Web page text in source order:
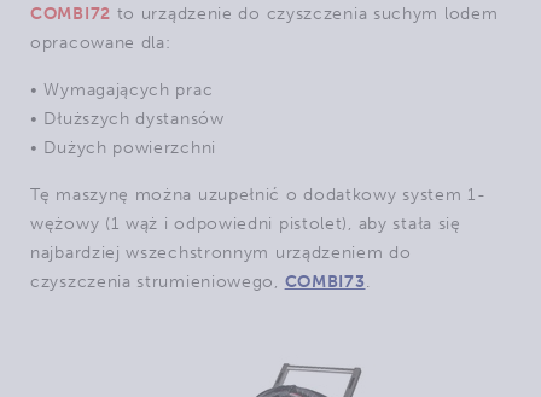
COMBI72 to urządzenie do czyszczenia suchym lodem
opracowane dla:
• Wymagających prac
• Dłuższych dystansów
• Dużych powierzchni
Tę maszynę można uzupełnić o dodatkowy system 1-
wężowy (1 wąż i odpowiedni pistolet), aby stała się
najbardziej wszechstronnym urządzeniem do
czyszczenia strumieniowego, COMBI73.